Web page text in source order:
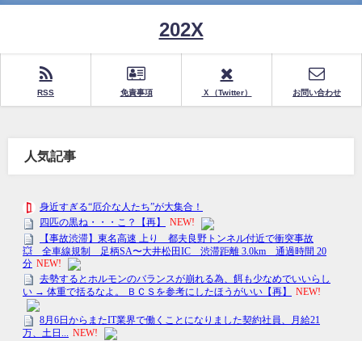
202X
RSS 免責事項 Ｘ（Twitter） お問い合わせ
人気記事